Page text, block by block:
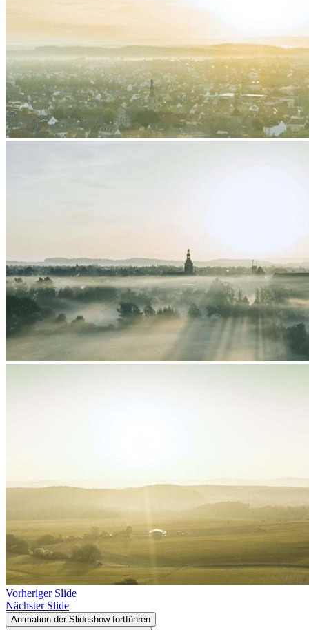
Vorheriger Slide
Nächster Slide
Animation der Slideshow fortführen